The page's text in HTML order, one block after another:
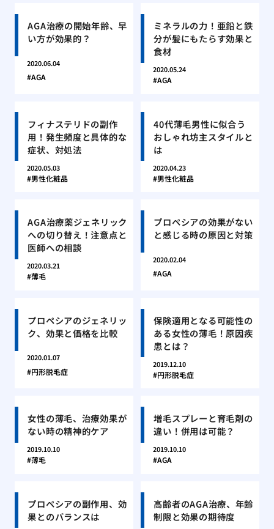
AGA治療の開始年齢、早
い方が効果的？
2020.06.04
AGA
ミネラルの力！亜鉛と鉄
分が髪にもたらす効果と
食材
2020.05.24
AGA
フィナステリドの副作
用！発生頻度と具体的な
症状、対処法
2020.05.03
男性化粧品
40代薄毛男性に似合う
おしゃれ坊主スタイルと
は
2020.04.23
男性化粧品
AGA治療薬ジェネリック
への切り替え！注意点と
医師への相談
2020.03.21
薄毛
プロペシアの効果がない
と感じる時の原因と対策
2020.02.04
AGA
プロペシアのジェネリッ
ク、効果と価格を比較
2020.01.07
円形脱毛症
保険適用となる可能性の
ある女性の薄毛！原因疾
患とは？
2019.12.10
円形脱毛症
女性の薄毛、治療効果が
ない時の精神的ケア
2019.10.10
薄毛
増毛スプレーと育毛剤の
違い！併用は可能？
2019.10.10
AGA
プロペシアの副作用、効
果とのバランスは
高齢者のAGA治療、年齢
制限と効果の期待度